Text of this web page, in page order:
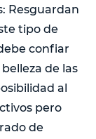
Resguardan
tipo de
confiar
de las
al
pero
de